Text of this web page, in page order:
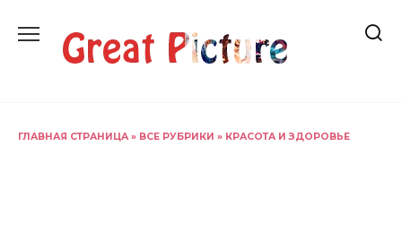
содержанию
ГЛАВНАЯ СТРАНИЦА » ВСЕ РУБРИКИ » КРАСОТА И ЗДОРОВЬЕ